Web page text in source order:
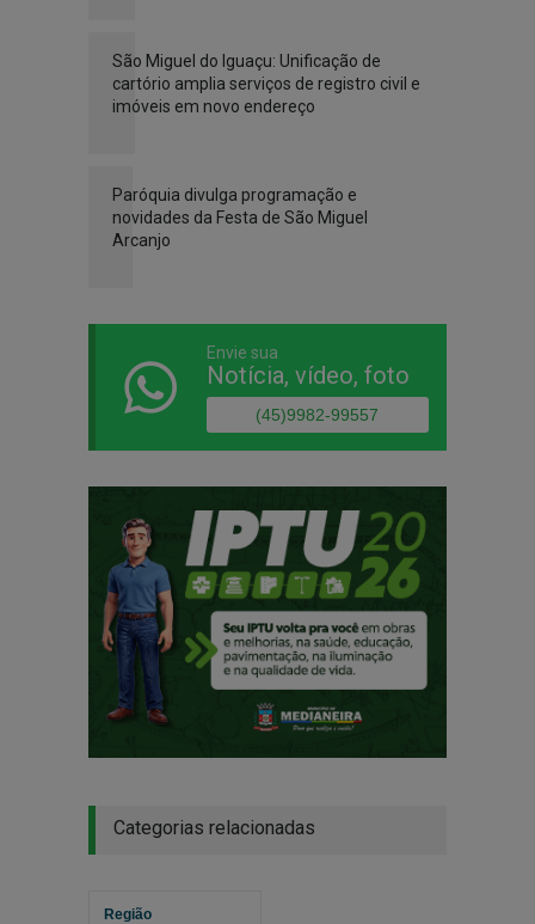
São Miguel do Iguaçu: Unificação de
cartório amplia serviços de registro civil e
imóveis em novo endereço
Paróquia divulga programação e
novidades da Festa de São Miguel
Arcanjo
Envie sua
Notícia, vídeo, foto
(45)9982-99557
Categorias relacionadas
Região